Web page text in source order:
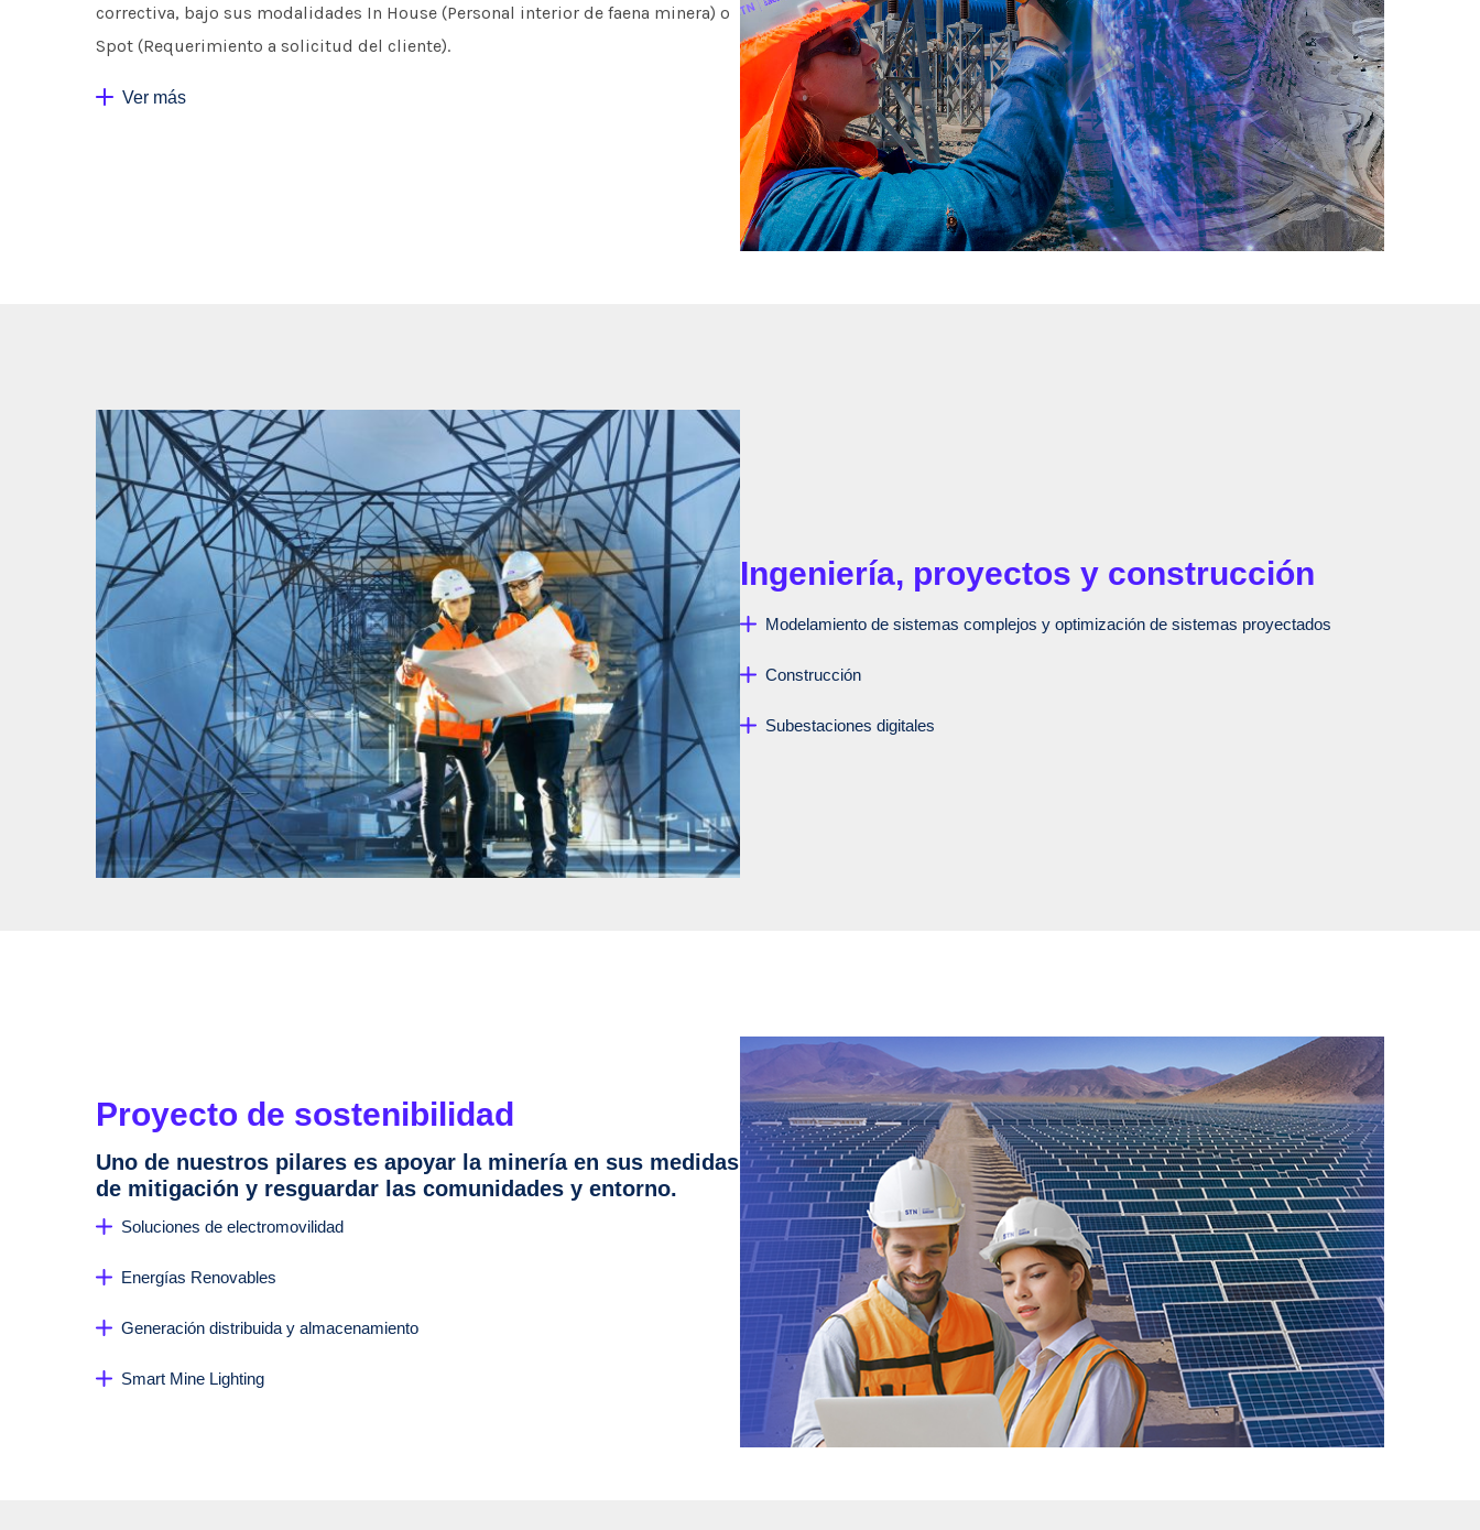
correctiva, bajo sus modalidades In House (Personal interior de faena minera) o
Spot (Requerimiento a solicitud del cliente).
Ver más
Ingeniería, proyectos y construcción
Modelamiento de sistemas complejos y optimización de sistemas proyectados
Construcción
Subestaciones digitales
Proyecto de sostenibilidad
Uno de nuestros pilares es apoyar la minería en sus medidas
de mitigación y resguardar las comunidades y entorno.
Soluciones de electromovilidad
Energías Renovables
Generación distribuida y almacenamiento
Smart Mine Lighting